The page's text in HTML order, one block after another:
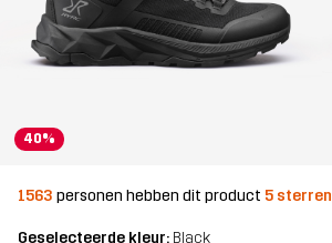
40%
1563 personen hebben dit product 5 sterren
Geselecteerde kleur: Black